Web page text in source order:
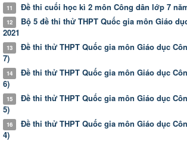
11 Đề thi cuối học kì 2 môn Công dân lớp 7
12 Bộ 5 đề thi thử THPT Quốc gia môn Giáo
2021
13 Đề thi thử THPT Quốc gia môn Giáo dục
7)
14 Đề thi thử THPT Quốc gia môn Giáo dục
6)
15 Đề thi thử THPT Quốc gia môn Giáo dục
5)
16 Đề thi thử THPT Quốc gia môn Giáo dục
4)